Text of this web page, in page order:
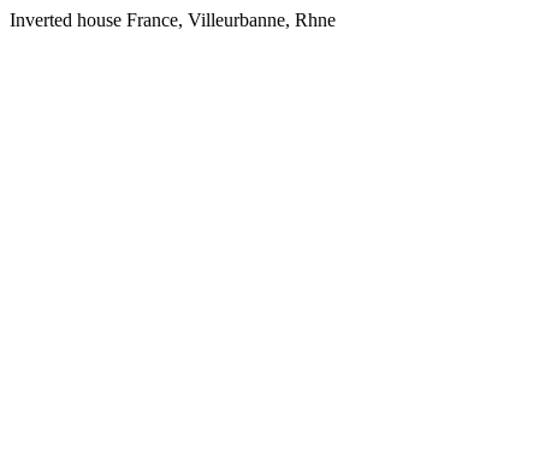
Inverted house France, Villeurbanne, Rhne